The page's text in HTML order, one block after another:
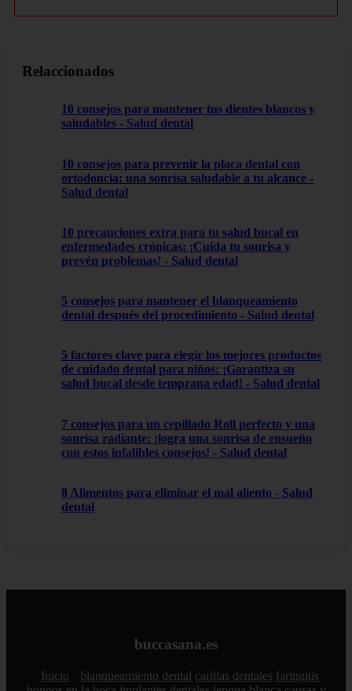
Relaccionados
10 consejos para mantener tus dientes blancos y
saludables - Salud dental
10 consejos para prevenir la placa dental con
ortodoncia: una sonrisa saludable a tu alcance -
Salud dental
10 precauciones extra para tu salud bucal en
enfermedades crónicas: ¡Cuida tu sonrisa y
prevén problemas! - Salud dental
5 consejos para mantener el blanqueamiento
dental después del procedimiento - Salud dental
5 factores clave para elegir los mejores productos
de cuidado dental para niños: ¡Garantiza su
salud bucal desde temprana edad! - Salud dental
7 consejos para un cepillado Roll perfecto y una
sonrisa radiante: ¡logra una sonrisa de ensueño
con estos infalibles consejos! - Salud dental
8 Alimentos para eliminar el mal aliento - Salud
dental
buccasana.es
Inicio blanqueamiento dental carillas dentales faringitis